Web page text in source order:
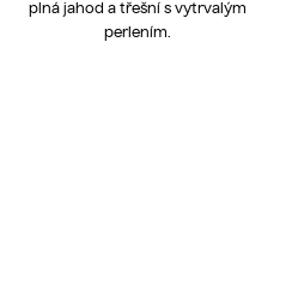
plná jahod a třešní s vytrvalým
perlením.